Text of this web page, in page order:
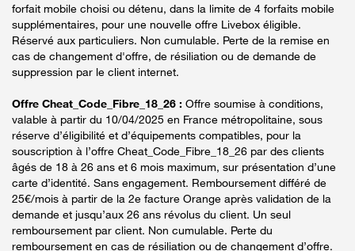
forfait mobile choisi ou détenu, dans la limite de 4 forfaits mobile
supplémentaires, pour une nouvelle offre Livebox éligible.
Réservé aux particuliers. Non cumulable. Perte de la remise en
cas de changement d'offre, de résiliation ou de demande de
suppression par le client internet.
Offre Cheat_Code_Fibre_18_26 : Offre soumise à conditions,
valable à partir du 10/04/2025 en France métropolitaine, sous
réserve d’éligibilité et d’équipements compatibles, pour la
souscription à l’offre Cheat_Code_Fibre_18_26 par des clients
âgés de 18 à 26 ans et 6 mois maximum, sur présentation d’une
carte d’identité. Sans engagement. Remboursement différé de
25€/mois à partir de la 2e facture Orange après validation de la
demande et jusqu’aux 26 ans révolus du client. Un seul
remboursement par client. Non cumulable. Perte du
remboursement en cas de résiliation ou de changement d’offre.